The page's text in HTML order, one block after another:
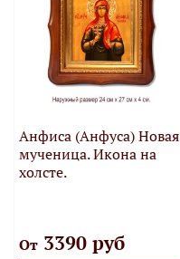
Анфиса (Анфуса) Новая
мученица. Икона на
холсте.
От3390 руб